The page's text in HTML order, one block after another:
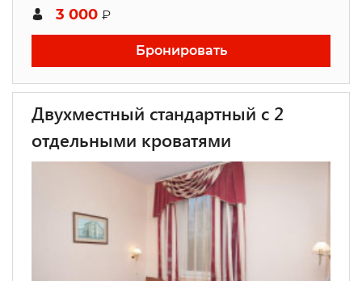
3 000 ₽
Бронировать
Двухместный стандартный с 2
отдельными кроватями